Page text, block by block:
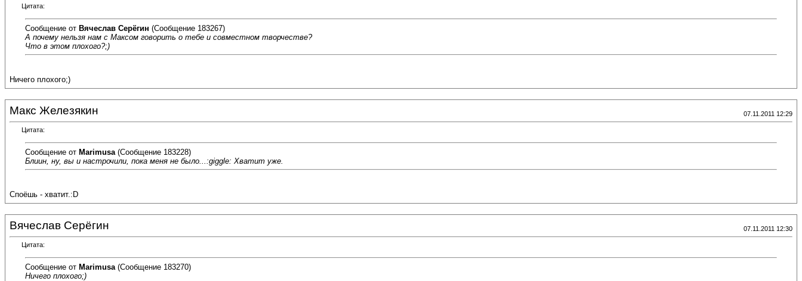
Цитата:
Сообщение от Вячеслав Серёгин (Сообщение 183267)
А почему нельзя нам с Максом говорить о тебе и совместном творчестве?
Что в этом плохого?;)
Ничего плохого;)
Макс Железякин 07.11.2011 12:29
Цитата:
Сообщение от Marimusa (Сообщение 183228)
Блиин, ну, вы и настрочили, пока меня не было...:giggle: Хватит уже.
Споёшь - хватит.:D
Вячеслав Серёгин 07.11.2011 12:30
Цитата:
Сообщение от Marimusa (Сообщение 183270)
Ничего плохого;)